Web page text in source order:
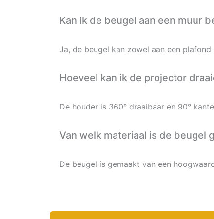
Kan ik de beugel aan een muur
Ja, de beugel kan zowel aan een
Hoeveel kan ik de projector
De houder is 360° draaibaar en 90°
Van welk materiaal is de beugel
De beugel is gemaakt van een